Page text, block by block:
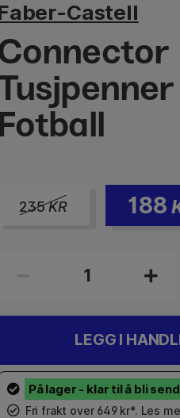
Castell
Fotball
235KR 188
LEGG I
Fri frakt over 649 kr*. Les